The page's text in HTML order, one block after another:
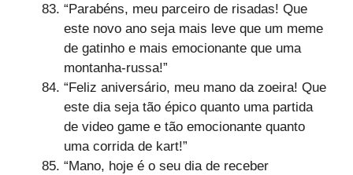
“Parabéns, meu parceiro de risadas! Que
este novo ano seja mais leve que um meme
de gatinho e mais emocionante que uma
montanha-russa!”
“Feliz aniversário, meu mano da zoeira! Que
este dia seja tão épico quanto uma partida
de video game e tão emocionante quanto
uma corrida de kart!”
“Mano, hoje é o seu dia de receber